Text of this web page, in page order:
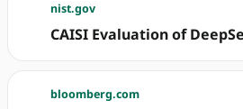
nist.gov
CAISI Evaluation of
bloomberg.com